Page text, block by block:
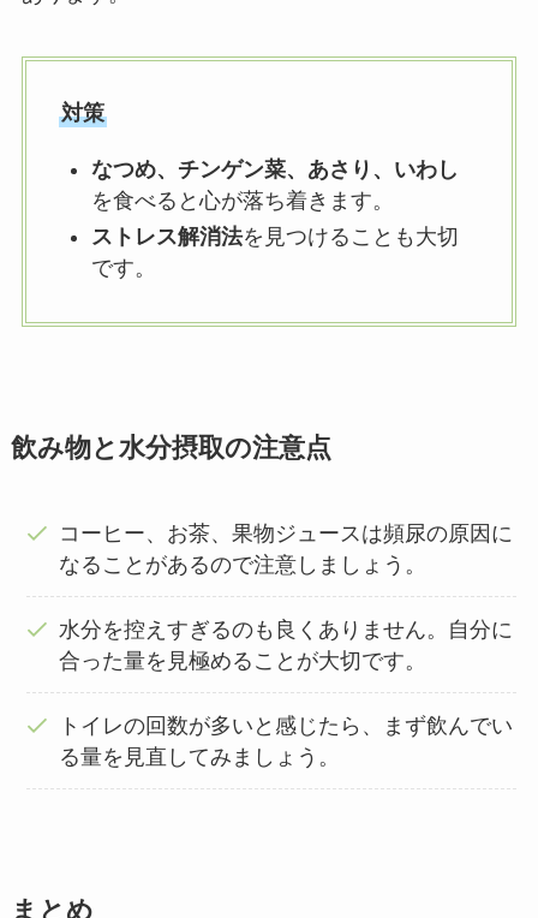
対策
なつめ、チンゲン菜、あさり、いわし
を食べると心が落ち着きます。
ストレス解消法を見つけることも大切
です。
飲み物と水分摂取の注意点
コーヒー、お茶、果物ジュースは頻尿の原因に
なることがあるので注意しましょう。
水分を控えすぎるのも良くありません。自分に
合った量を見極めることが大切です。
トイレの回数が多いと感じたら、まず飲んでい
る量を見直してみましょう。
まとめ